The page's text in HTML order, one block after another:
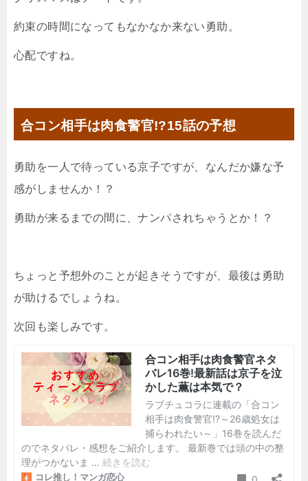
約束の時間になってもなかなか来ない勇助。
心配ですね。
合コン相手は肉食警官!?15話の予想
勇助を一人で待っている京子ですが、なんだか嫌な予
感がしませんか！？
勇助が来るまでの間に、ナンパされちゃうとか！？
ちょっと予想外のことが起きそうですが、最後は勇助
が助けるでしょうね。
次回も楽しみです。